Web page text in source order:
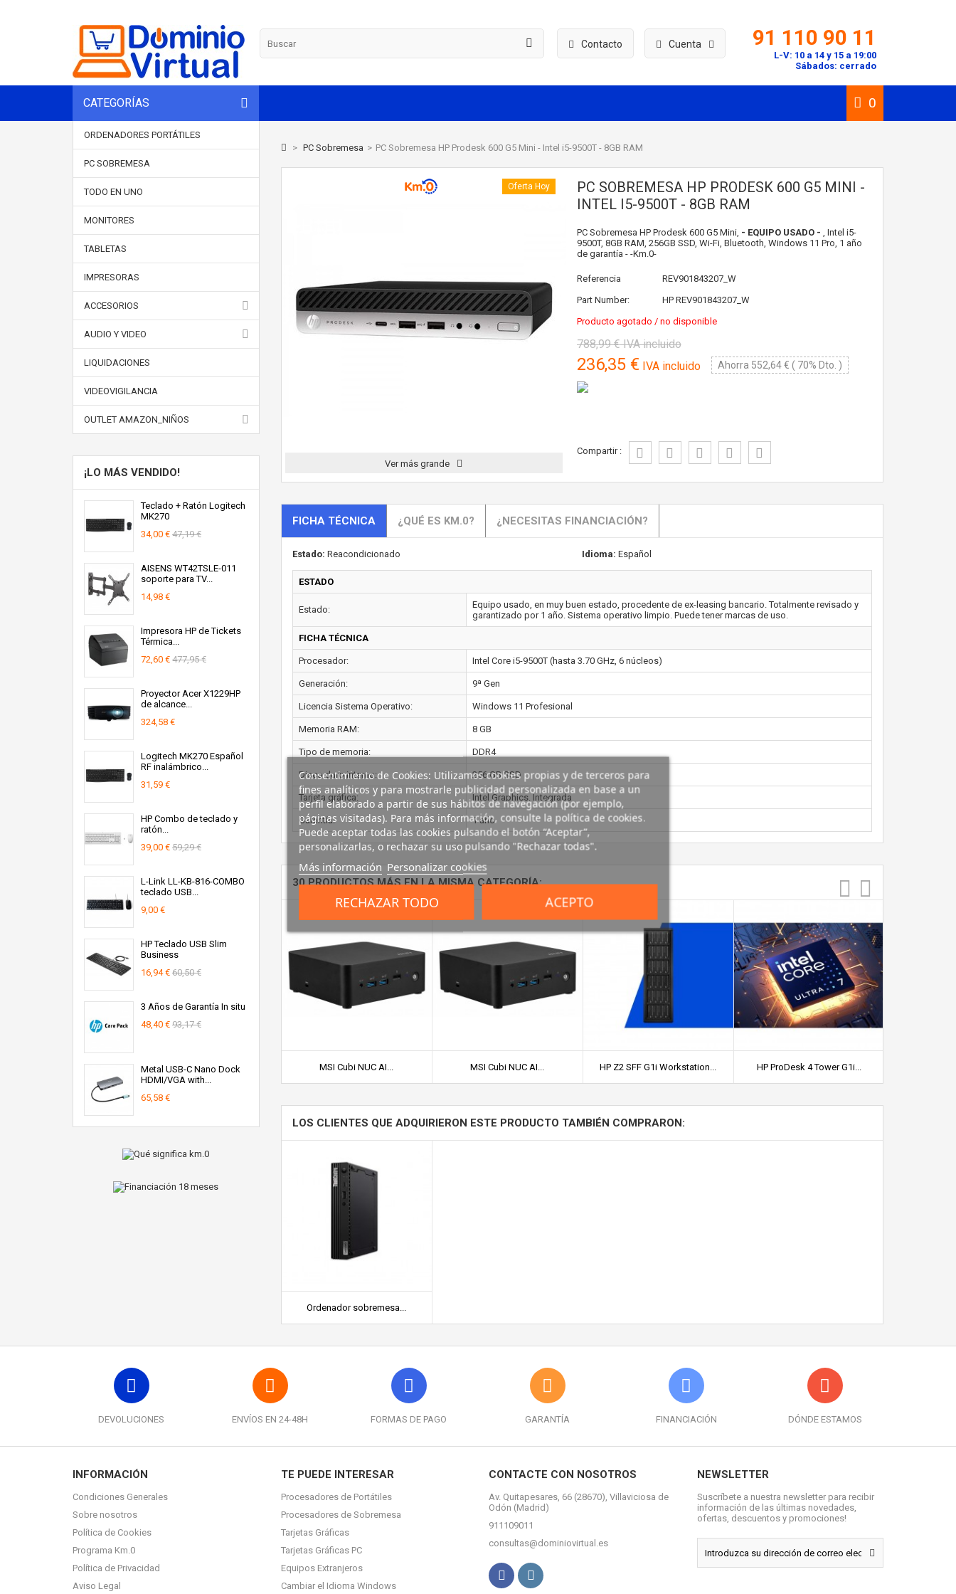
Cuenta
Contacto 91 110 90 11
L-V: 10 a 14 y 15 a 19:00
Sábados: cerrado
CATEGORÍAS 0
ORDENADORES PORTÁTILES
PC SOBREMESA
TODO EN UNO
MONITORES
TABLETAS
IMPRESORAS
ACCESORIOS
AUDIO Y VIDEO
LIQUIDACIONES
VIDEOVIGILANCIA
OUTLET AMAZON_NIÑOS
¡LO MÁS VENDIDO!
Teclado + Ratón Logitech
MK270
34,00 € 47,19 €
AISENS WT42TSLE-011
soporte para TV...
14,98 €
Impresora HP de Tickets
Térmica...
72,60 € 477,95 €
Proyector Acer X1229HP
de alcance...
324,58 €
Logitech MK270 Español
RF inalámbrico...
31,59 €
HP Combo de teclado y
ratón...
39,00 € 59,29 €
L-Link LL-KB-816-COMBO
teclado USB...
9,00 €
HP Teclado USB Slim
Business
16,94 € 60,50 €
3 Años de Garantía In situ
48,40 € 93,17 €
Metal USB-C Nano Dock
HDMI/VGA with...
65,58 €
> PC Sobremesa > PC Sobremesa HP Prodesk 600 G5 Mini - Intel i5-9500T - 8GB RAM
Oferta Hoy
Ver más grande
PC SOBREMESA HP PRODESK 600 G5 MINI -
INTEL I5-9500T - 8GB RAM
PC Sobremesa HP Prodesk 600 G5 Mini, - EQUIPO USADO - , Intel i5-
9500T, 8GB RAM, 256GB SSD, Wi-Fi, Bluetooth, Windows 11 Pro, 1 año
de garantía - -Km.0-
Referencia
REV901843207_W
Part Number:
HP REV901843207_W
Producto agotado / no disponible
788,99 €IVA incluido
236,35 € IVA incluido Ahorra 552,64 € ( 70% Dto. )
Compartir :
FICHA TÉCNICA ¿QUÉ ES KM.0? ¿NECESITAS FINANCIACIÓN?
Estado: Reacondicionado Idioma: Español
ESTADO
Estado:
Equipo usado, en muy buen estado, procedente de ex-leasing bancario. Totalmente revisado y
garantizado por 1 año. Sistema operativo limpio. Puede tener marcas de uso.
FICHA TÉCNICA
Procesador: Intel Core i5-9500T (hasta 3.70 GHz, 6 núcleos)
Generación: 9ª Gen
Licencia Sistema Operativo: Windows 11 Profesional
Memoria RAM: 8 GB
Tipo de memoria: DDR4
Disco duro interno: 256 GB SSD
Tarjeta gráfica: Intel Graphics. Integrada
Garantía: 1 año
30 PRODUCTOS MÁS EN LA MISMA CATEGORÍA:
MSI Cubi NUC AI... MSI Cubi NUC AI... HP Z2 SFF G1i Workstation... HP ProDesk 4 Tower G1i...
LOS CLIENTES QUE ADQUIRIERON ESTE PRODUCTO TAMBIÉN COMPRARON:
Ordenador sobremesa...
DEVOLUCIONES ENVÍOS EN 24-48H FORMAS DE PAGO GARANTÍA FINANCIACIÓN DÓNDE ESTAMOS
INFORMACIÓN
Condiciones Generales
Sobre nosotros
Política de Cookies
Programa Km.0
Política de Privacidad
Aviso Legal
TE PUEDE INTERESAR
Procesadores de Portátiles
Procesadores de Sobremesa
Tarjetas Gráficas
Tarjetas Gráficas PC
Equipos Extranjeros
Cambiar el Idioma Windows
CONTACTE CON NOSOTROS
Av. Quitapesares, 66 (28670), Villaviciosa de
Odón (Madrid)
911109011
consultas@dominiovirtual.es
NEWSLETTER
Suscríbete a nuestra newsletter para recibir
información de las últimas novedades,
ofertas, descuentos y promociones!
Consentimiento de Cookies: Utilizamos cookies propias y de terceros para
fines analíticos y para mostrarle publicidad personalizada en base a un
perfil elaborado a partir de sus hábitos de navegación (por ejemplo,
páginas visitadas). Para más información, consulte la política de cookies.
Puede aceptar todas las cookies pulsando el botón “Aceptar”,
personalizarlas, o rechazar su uso pulsando "Rechazar todas".
Más información Personalizar cookies
RECHAZAR TODO ACEPTO